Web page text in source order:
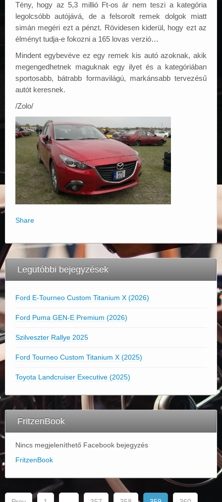
Tény, hogy az 5,3 millió Ft-os ár nem teszi a kategória
legolcsóbb autójává, de a felsorolt remek dolgok miatt
simán megéri ezt a pénzt. Rövidesen kiderül, hogy ezt az
élményt tudja-e fokozni a 165 lovas verzió…
Mindent egybevéve ez egy remek kis autó azoknak, akik
megengedhetnek maguknak egy ilyet és a kategóriában
sportosabb, bátrabb formavilágú, markánsabb tervezésű
autót keresnek.
/Zolo/
Share
Legutóbbi bejegyzések
Ford E-Tourneo Custom Titanium X (2026)
Ford Puma GEN-E Premium (2026)
Szilveszter Rallye 2025
Ford Tourneo Custom Titanium X (2025)
Toyota Landcruiser Executive (2025)
FritzenBook
Nincs megjeleníthető Facebook bejegyzés
FritzenBook